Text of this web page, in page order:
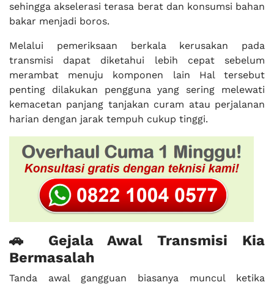
sehingga akselerasi terasa berat dan konsumsi bahan
bakar menjadi boros.
Melalui pemeriksaan berkala kerusakan pada
transmisi dapat diketahui lebih cepat sebelum
merambat menuju komponen lain Hal tersebut
penting dilakukan pengguna yang sering melewati
kemacetan panjang tanjakan curam atau perjalanan
harian dengan jarak tempuh cukup tinggi.
🚗 Gejala Awal Transmisi Kia
Bermasalah
Tanda awal gangguan biasanya muncul ketika